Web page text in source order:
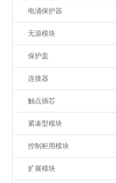
电涌保护器
无源模块
保护盖
连接器
触点插芯
紧凑型模块
控制柜用模块
扩展模块